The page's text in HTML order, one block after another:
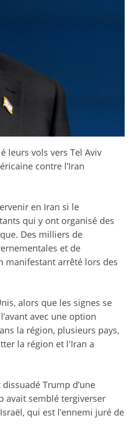
leurs vols vers Tel Aviv
contre l’Iran
en Iran si le
qui y ont organisé des
Des milliers de
et de
manifestant arrêté lors des
alors que les signes se
avec une option
la région, plusieurs pays,
la région et l'Iran a
Trump d’une
avait semblé tergiverser
qui est l’ennemi juré de